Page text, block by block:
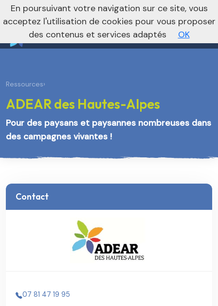
Vers le site national
nivo_2026: 1
Ressources›
ADEAR des Hautes-Alpes
Pour des paysans et paysannes nombreuses dans
des campagnes vivantes !
Contact
07 81 47 19 95
En poursuivant votre navigation sur ce site, vous
acceptez l'utilisation de cookies pour vous proposer
des contenus et services adaptés
OK